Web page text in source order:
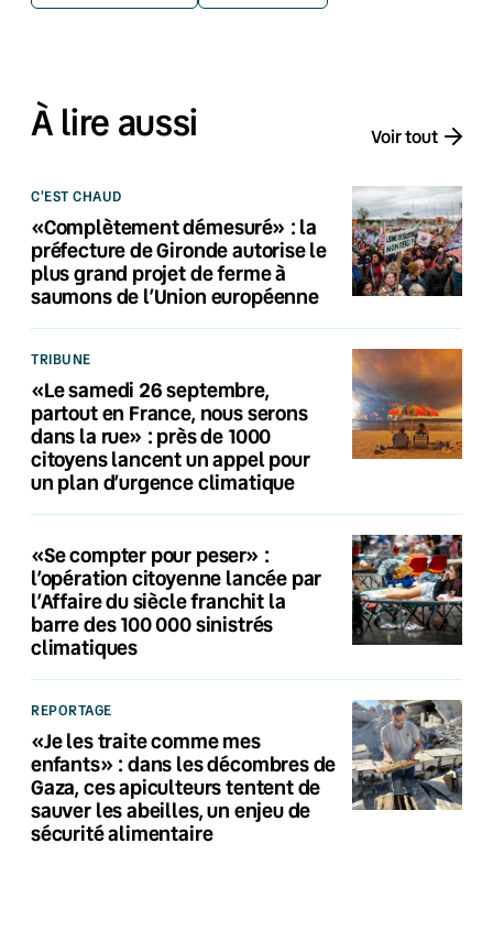
À lire aussi Voir tout
C'EST CHAUD
«Complètement démesuré» : la
préfecture de Gironde autorise le
plus grand projet de ferme à
saumons de l’Union européenne
TRIBUNE
«Le samedi 26 septembre,
partout en France, nous serons
dans la rue» : près de 1000
citoyens lancent un appel pour
un plan d’urgence climatique
«Se compter pour peser» :
l’opération citoyenne lancée par
l’Affaire du siècle franchit la
barre des 100 000 sinistrés
climatiques
REPORTAGE
«Je les traite comme mes
enfants» : dans les décombres de
Gaza, ces apiculteurs tentent de
sauver les abeilles, un enjeu de
sécurité alimentaire